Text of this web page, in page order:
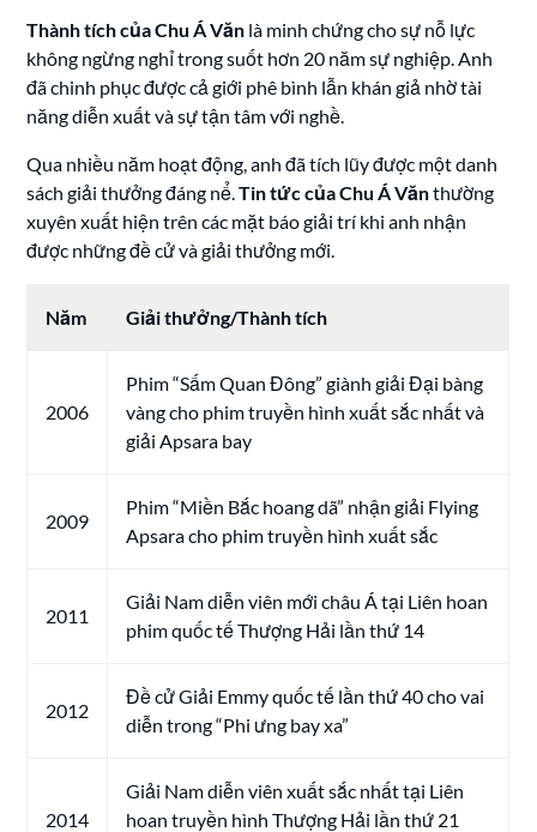
Thành tích của Chu Á Văn là minh chứng cho sự nỗ lực
không ngừng nghỉ trong suốt hơn 20 năm sự nghiệp. Anh
đã chinh phục được cả giới phê bình lẫn khán giả nhờ tài
năng diễn xuất và sự tận tâm với nghề.
Qua nhiều năm hoạt động, anh đã tích lũy được một danh
sách giải thưởng đáng nể.Tin tức của Chu Á Vănthường
xuyên xuất hiện trên các mặt báo giải trí khi anh nhận
được những đề cử và giải thưởng mới.
Năm Giải thưởng/Thành tích
2006
Phim “Sấm Quan Đông” giành giải Đại bàng
vàng cho phim truyền hình xuất sắc nhất và
giải Apsara bay
2009
Phim “Miền Bắc hoang dã” nhận giải Flying
Apsara cho phim truyền hình xuất sắc
2011
Giải Nam diễn viên mới châu Á tại Liên hoan
phim quốc tế Thượng Hải lần thứ 14
2012
Đề cử Giải Emmy quốc tế lần thứ 40 cho vai
diễn trong “Phi ưng bay xa”
2014
Giải Nam diễn viên xuất sắc nhất tại Liên
hoan truyền hình Thượng Hải lần thứ 21